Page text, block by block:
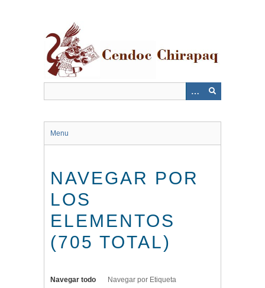
Menu
NAVEGAR POR
LOS
ELEMENTOS
(705 TOTAL)
Navegar todo Navegar por Etiqueta